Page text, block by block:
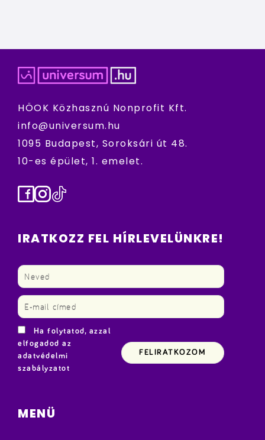
HÖOK Közhasznú Nonprofit Kft.
info@universum.hu
1095 Budapest, Soroksári út 48.
10-es épület, 1. emelet.
Facebook
Instagram
TikTok
IRATKOZZ FEL HÍRLEVELÜNKRE!
Ha folytatod, azzal
elfogadod az
adatvédelmi
szabályzatot
MENÜ